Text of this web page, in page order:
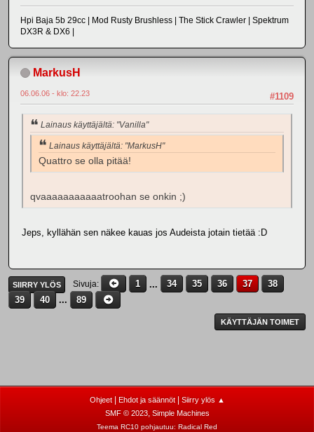
Hpi Baja 5b 29cc | Mod Rusty Brushless | The Stick Crawler | Spektrum
DX3R & DX6 |
MarkusH
#1109
06.06.06 - klo: 22.23
Lainaus käyttäjältä: "Vanilla"
Lainaus käyttäjältä: "MarkusH"
Quattro se olla pitää!
qvaaaaaaaaaaatroohan se onkin ;)
Jeps, kyllähän sen näkee kauas jos Audeista jotain tietää :D
SIIRRY YLÖS Sivuja 1 ... 34 35 36 37
38
39
40 ... 89
KÄYTTÄJÄN TOIMET
Ohjeet| Ehdot ja säännöt|
Siirry ylös ▲
SMF © 2023, Simple Machines
Teema RC10 pohjautuu: Radical Red